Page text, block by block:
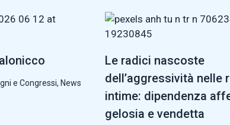
e Congressi, News
Le radici nascoste
dell’aggressività nelle
intime: dipendenza
gelosia e vendetta